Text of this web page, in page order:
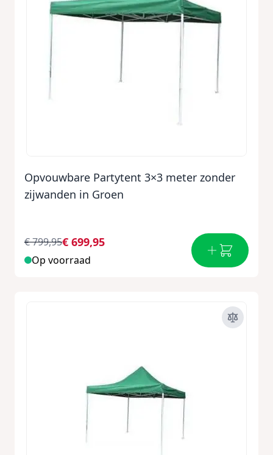
Opvouwbare Partytent 3×3 meter zonder
zijwanden in Groen
€ 699,95
€ 799,95
Op voorraad